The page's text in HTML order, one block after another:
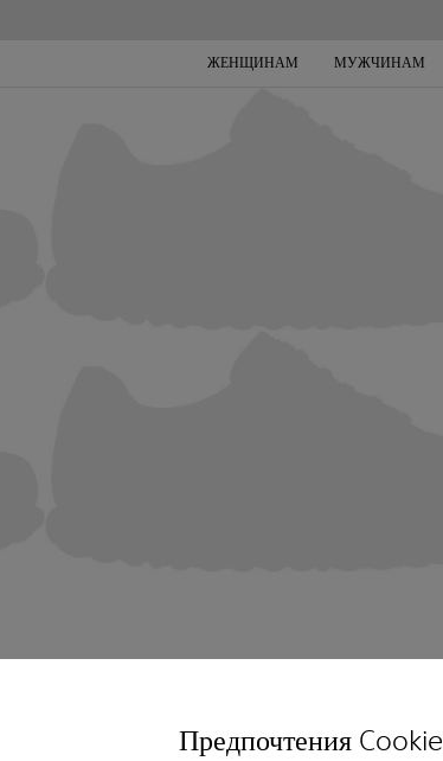
Предпочтения Cookie
ЖЕНЩИНАМ МУЖЧИНАМ